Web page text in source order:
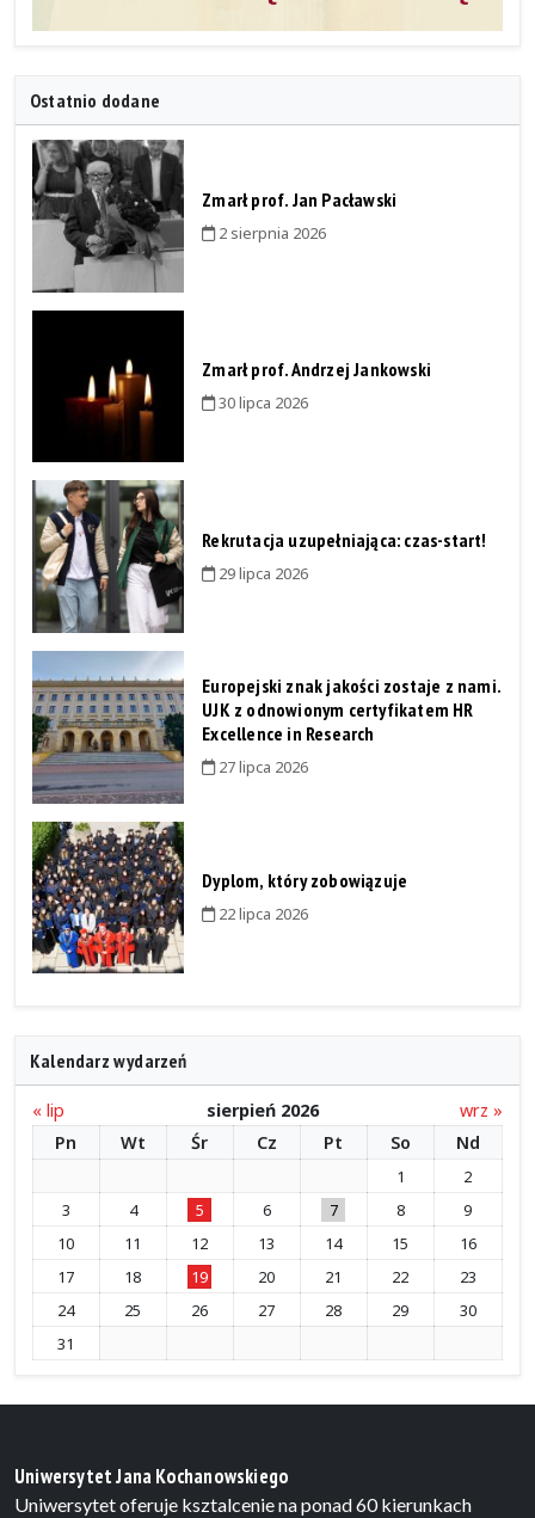
Ostatnio dodane
Zmarł prof. Jan Pacławski
2 sierpnia 2026
Zmarł prof. Andrzej Jankowski
30 lipca 2026
Rekrutacja uzupełniająca: czas-start!
29 lipca 2026
Europejski znak jakości zostaje z nami.
UJK z odnowionym certyfikatem HR
Excellence in Research
27 lipca 2026
Dyplom, który zobowiązuje
22 lipca 2026
Kalendarz wydarzeń
« lip sierpień 2026
wrz »
Pn
Wt Śr Cz Pt So Nd
1
2
3
4 5 6 7 8
9
10
11 12 13 14 15
16
17
18 19 20 21 22
23
24
25 26 27 28 29
30
31
Uniwersytet Jana Kochanowskiego
Uniwersytet oferuje ksztalcenie na ponad 60 kierunkach